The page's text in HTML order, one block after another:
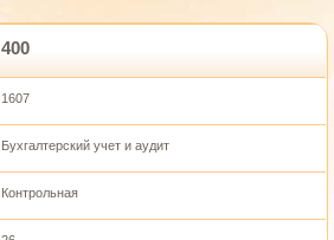
400
1607
Бухгалтерский учет и аудит
Контрольная